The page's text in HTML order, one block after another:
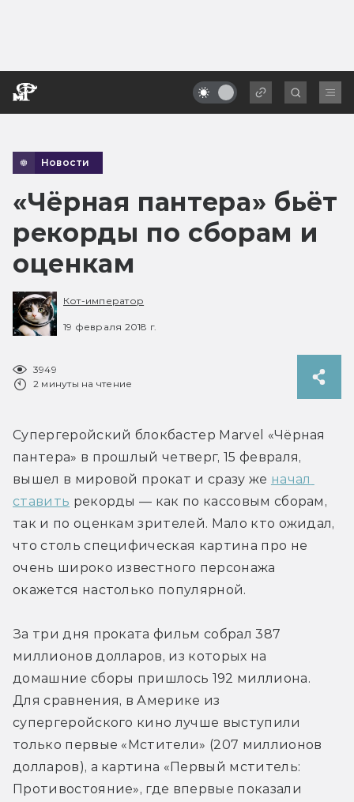
Новости
«Чёрная пантера» бьёт
рекорды по сборам и
оценкам
Кот-император
19 февраля 2018 г.
3949
2 минуты на чтение
Супергеройский блокбастер Marvel «Чёрная
пантера» в прошлый четверг, 15 февраля,
вышел в мировой прокат и сразу же начал
ставить рекорды — как по кассовым сборам,
так и по оценкам зрителей. Мало кто ожидал,
что столь специфическая картина про не
очень широко известного персонажа
окажется настолько популярной.
За три дня проката фильм собрал 387
миллионов долларов, из которых на
домашние сборы пришлось 192 миллиона.
Для сравнения, в Америке из
супергеройского кино лучше выступили
только первые «Мстители» (207 миллионов
долларов), а картина «Первый мститель:
Противостояние», где впервые показали